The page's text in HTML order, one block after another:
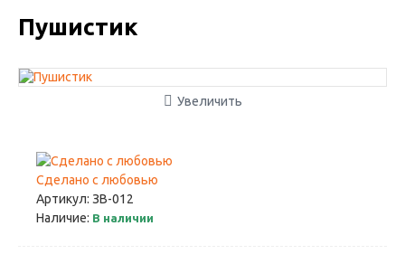
Пушистик
Увеличить
Сделано с любовью
Артикул: ЗВ-012
Наличие: В наличии